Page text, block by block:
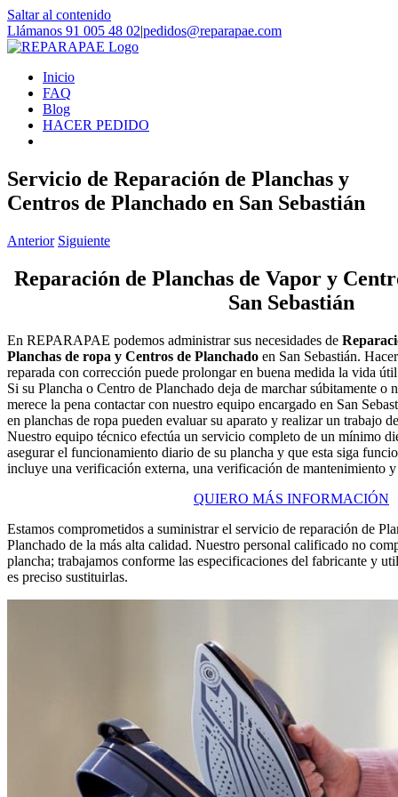
Saltar al contenido
Llámanos 91 005 48 02|pedidos@reparapae.com
Inicio
FAQ
Blog
HACER PEDIDO
Servicio de Reparación de Planchas y
Centros de Planchado en San Sebastián
Anterior Siguiente
Reparación de Planchas de Vapor y
San Sebastián
En REPARAPAE podemos administrar sus necesidades de
Planchas de ropa y Centros de Planchado en San Sebastián.
reparada con corrección puede prolongar en buena medida la vida
Si su Plancha o Centro de Planchado deja de marchar súbitamente o
merece la pena contactar con nuestro equipo encargado en San
en planchas de ropa pueden evaluar su aparato y realizar un trabajo
Nuestro equipo técnico efectúa un servicio completo de un mínimo
asegurar el funcionamiento diario de su plancha y que esta siga
incluye una verificación externa, una verificación de mantenimiento
QUIERO MÁS INFORMACIÓN
Estamos comprometidos a suministrar el servicio de reparación de
Planchado de la más alta calidad. Nuestro personal calificado no
plancha; trabajamos conforme las especificaciones del fabricante y
es preciso sustituirlas.